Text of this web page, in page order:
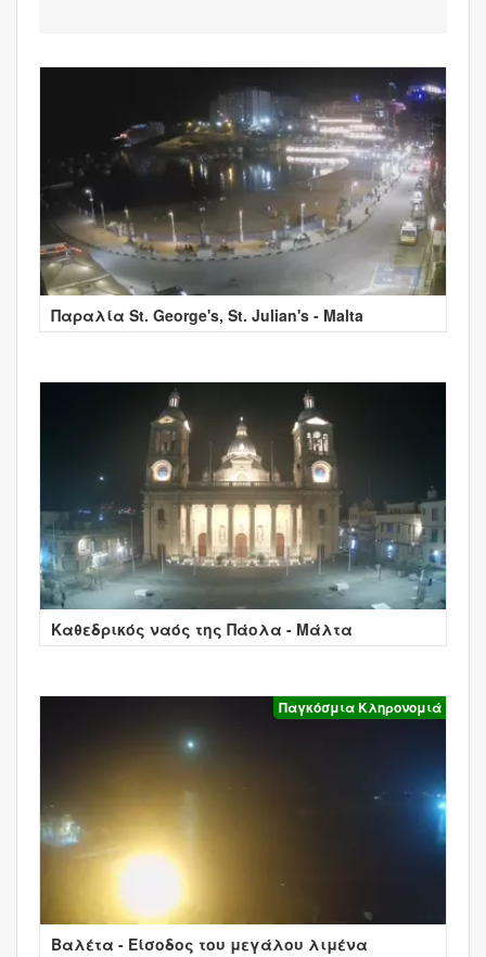
Παραλία St. George's, St. Julian's - Malta
Καθεδρικός ναός της Πάολα - Μάλτα
Παγκόσμια Κληρονομιά
Βαλέτα - Είσοδος του μεγάλου λιμένα